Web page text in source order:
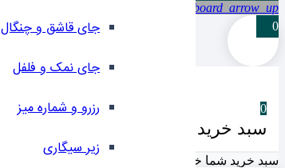
جای قاشق و چنگال
جای نمک و فلفل
رزرو و شماره میز
زیر سیگاری
keyboard_arrow_up
0
0
سبد خرید شما
سبد خرید شما خالیست